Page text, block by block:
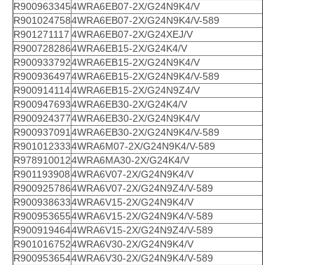
R9009633454WRA6EB07-2X/G24N9K4/V
R9010247584WRA6EB07-2X/G24N9K4/V-589
R901271117 4WRA6EB07-2X/G24XEJ/V
R9007282864WRA6EB15-2X/G24K4/V
R9009337924WRA6EB15-2X/G24N9K4/V
R9009364974WRA6EB15-2X/G24N9K4/V-589
R9009141144WRA6EB15-2X/G24N9Z4/V
R9009476934WRA6EB30-2X/G24K4/V
R9009243774WRA6EB30-2X/G24N9K4/V
R9009370914WRA6EB30-2X/G24N9K4/V-589
R9010123334WRA6M07-2X/G24N9K4/V-589
R9789100124WRA6MA30-2X/G24K4/V
R9011939084WRA6V07-2X/G24N9K4/V
R9009257864WRA6V07-2X/G24N9Z4/V-589
R9009386334WRA6V15-2X/G24N9K4/V
R9009536554WRA6V15-2X/G24N9K4/V-589
R9009194644WRA6V15-2X/G24N9Z4/V-589
R9010167524WRA6V30-2X/G24N9K4/V
R9009536544WRA6V30-2X/G24N9K4/V-589